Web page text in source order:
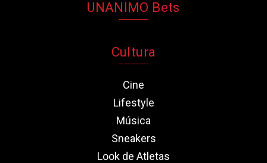
UNANIMO Bets
Cultura
Cine
Lifestyle
Música
Sneakers
Look de Atletas